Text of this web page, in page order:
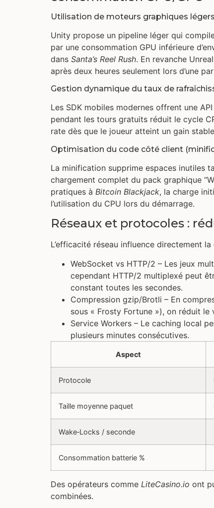
Utilisation de moteurs graphiques
Unity propose un pipeline léger qui
par une consommation GPU inférieure
dans Santa’s Reel Rush. En revanche
après deux heures seulement lors d’une
Gestion dynamique du taux de
Les SDK mobiles modernes offrent une
pendant les tours gratuits réduit le cycle
rate dès que le joueur atteint un gain
Optimisation du code côté client
La minification supprime espaces inutiles
chargement complet du pack graphique
pratiques à Bitcoin Blackjack, la charge
l’utilisation du CPU lors du démarrage.
Réseaux et protocoles :
L’efficacité réseau influence directement
WebSocket vs HTTP/2 – Les jeux
cependant HTTP/2 multiplexé peut
constant toutes les secondes.
Compression gzip/Brotli – En
sous « Frosty Fortune »), on réduit
Service Workers – Le caching local
plusieurs minutes consécutives.
Aspect
Protocole
Taille moyenne paquet
Wake‑Locks / seconde
Consommation batterie %
Des opérateurs comme LiteCasino.io ont
combinées.